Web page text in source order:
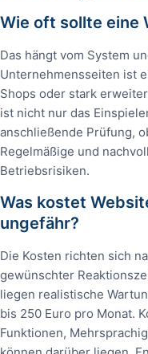
Wie oft sollte eine
Das hängt vom System
Unternehmensseiten ist
Shops oder stark
ist nicht nur das
anschließende Prüfung,
Regelmäßige und
Betriebsrisiken.
Was kostet
ungefähr?
Die Kosten richten sich
gewünschter
liegen realistische
bis 250 Euro pro Monat.
Funktionen,